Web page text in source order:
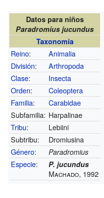
Datos para niños
Paradromius jucundus
Taxonomía
Reino:
Animalia
División:
Arthropoda
Clase:
Insecta
Orden:
Coleoptera
Familia:
Carabidae
Subfamilia: Harpalinae
Tribu:
Lebiini
Subtribu:
Dromiusina
Género: Paradromius
Especie: P. jucundus
Machado, 1992